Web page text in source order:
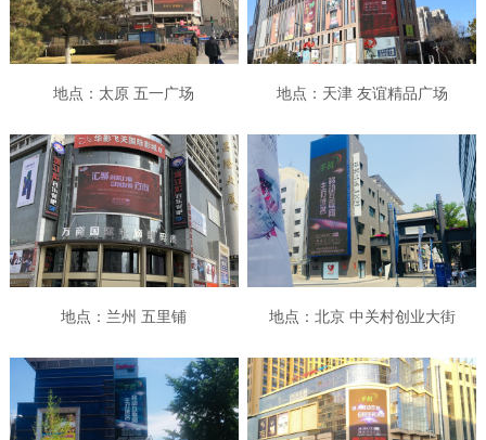
地点：太原 五一广场 地点：天津 友谊精品广场
地点：兰州 五里铺 地点：北京 中关村创业大街